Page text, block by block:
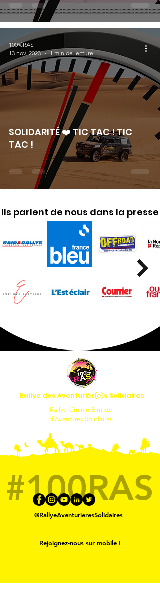
SOLIDARITÉ ❤️ TIC TAC ! TIC
TAC !
100%RAS
13 nov. 2023
1 min de lecture
Ils parlent de nous dans la presse
Rallye des Aventurièr(e)s Solidaires
Rallye féminin & mixte
d'Aventures Solidaires
#100RAS
@RallyeAventurieresSolidaires
Rejoignez-nous sur mobile !